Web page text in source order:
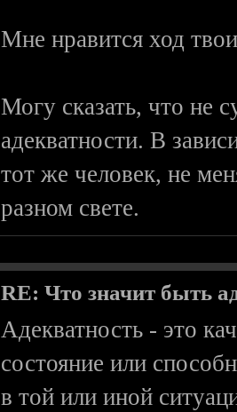
Мне нравится ход
Могу сказать, что не
адекватности. В
тот же человек, не
разном свете.
RE: Что значит быть
Адекватность - это
состояние или
в той или иной